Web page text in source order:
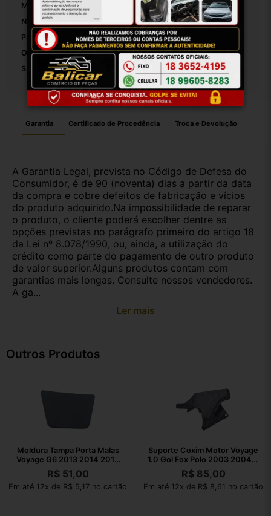
Marca:
Número De Peça: 6232
Pasador E Buchas Incluídos:
Origem: Brasil
SKU: 6232
Garantia Certificado de Procedência Troca e Devolução
A Garantia Legal, prevista no Código de Defesa do
Consumidor, é de 90 (noventa) dias a partir da data
da compra e cobre defeitos de fabricação e vícios
do produto adquirido.Na impossibilidade de reparar
o produto, o cliente poderá escolher dentre as
opções previstas no parágrafo primeiro do artigo 18
da Lei nº 8.078/1990, ou, ainda, a utilização do
crédito como parte do pagamento de outro produto
de valor superior.Alguns produtos contam com
garantias mais longas. Consulte nossos vendedores.
A ga...
Ler mais
Outros Produtos
Moldura Tampa Porta Malas
Voyage G6 2013 2014 2015
2016
R$51,00
Em até 12x de R$ 5,17 no cartão
Suporte Coxim Motor Voyage
1.0 Gol Fox Polo 2003 2004 A
2021
R$85,00
Em até 12x de R$ 8,61 no cartão